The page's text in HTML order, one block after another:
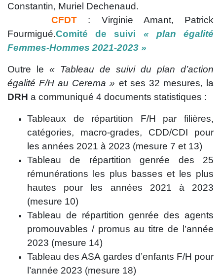
Constantin, Muriel Dechenaud.
CFDT : Virginie Amant, Patrick
Fourmigué.Comité de suivi « plan égalité
Femmes-Hommes 2021-2023 »
Outre le « Tableau de suivi du plan d’action
égalité F/H au Cerema » et ses 32 mesures, la
DRH a communiqué 4 documents statistiques :
Tableaux de répartition F/H par filières,
catégories, macro-grades, CDD/CDI pour
les années 2021 à 2023 (mesure 7 et 13)
Tableau de répartition genrée des 25
rémunérations les plus basses et les plus
hautes pour les années 2021 à 2023
(mesure 10)
Tableau de répartition genrée des agents
promouvables / promus au titre de l’année
2023 (mesure 14)
Tableau des ASA gardes d’enfants F/H pour
l’année 2023 (mesure 18)